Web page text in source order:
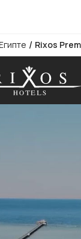
/ Rixos